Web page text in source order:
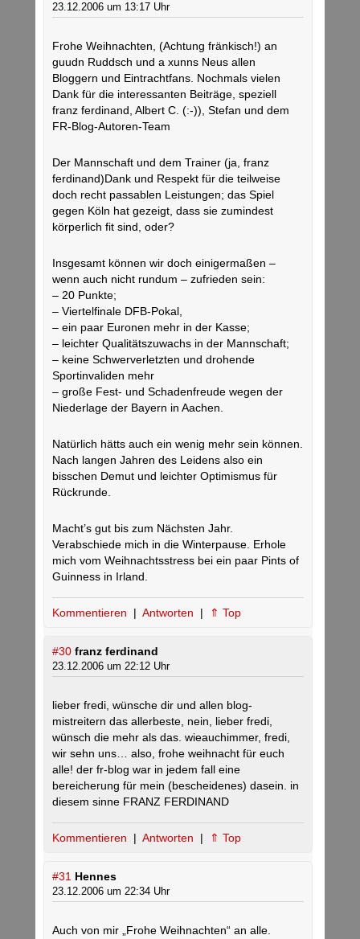
23.12.2006 um 13:17 Uhr
Frohe Weihnachten, (Achtung fränkisch!) an
guudn Ruddsch und a xunns Neus allen
Bloggern und Eintrachtfans. Nochmals vielen
Dank für die interessanten Beiträge, speziell
franz ferdinand, Albert C. (:-)), Stefan und dem
FR-Blog-Autoren-Team
Der Mannschaft und dem Trainer (ja, franz
ferdinand)Dank und Respekt für die teilweise
doch recht passablen Leistungen; das Spiel
gegen Köln hat gezeigt, dass sie zumindest
körperlich fit sind, oder?
Insgesamt können wir doch einigermaßen –
wenn auch nicht rundum – zufrieden sein:
– 20 Punkte;
– Viertelfinale DFB-Pokal,
– ein paar Euronen mehr in der Kasse;
– leichter Qualitätszuwachs in der Mannschaft;
– keine Schwerverletzten und drohende
Sportinvaliden mehr
– große Fest- und Schadenfreude wegen der
Niederlage der Bayern in Aachen.
Natürlich hätts auch ein wenig mehr sein können.
Nach langen Jahren des Leidens also ein
bisschen Demut und leichter Optimismus für
Rückrunde.
Macht’s gut bis zum Nächsten Jahr.
Verabschiede mich in die Winterpause. Erhole
mich vom Weihnachtsstress bei ein paar Pints of
Guinness in Irland.
Kommentieren | Antworten | ⇑ Top
#30 franz ferdinand
23.12.2006 um 22:12 Uhr
lieber fredi, wünsche dir und allen blog-
mistreitern das allerbeste, nein, lieber fredi,
wünsch die mehr als das. wieauchimmer, fredi,
wir sehn uns… also, frohe weihnacht für euch
alle! der fr-blog war in jedem fall eine
bereicherung für mein (bescheidenes) dasein. in
diesem sinne FRANZ FERDINAND
Kommentieren | Antworten | ⇑ Top
#31 Hennes
23.12.2006 um 22:34 Uhr
Auch von mir „Frohe Weihnachten“ an alle.